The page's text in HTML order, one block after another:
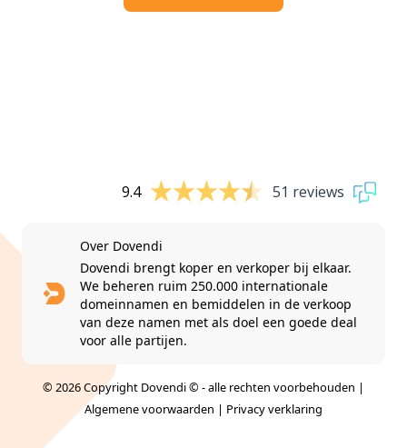
9.4 51 reviews
Over Dovendi
Dovendi brengt koper en verkoper bij elkaar.
We beheren ruim 250.000 internationale
domeinnamen en bemiddelen in de verkoop
van deze namen met als doel een goede deal
voor alle partijen.
© 2026 Copyright Dovendi © - alle rechten voorbehouden |
Algemene voorwaarden | Privacy verklaring